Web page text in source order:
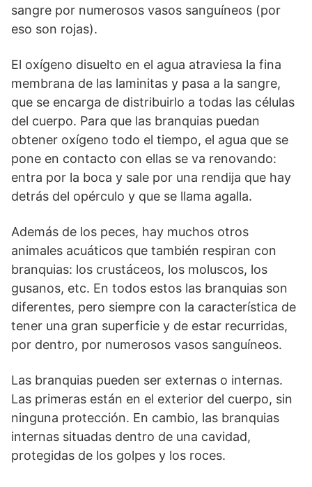
sangre por numerosos vasos sanguíneos (por
eso son rojas).
El oxígeno disuelto en el agua atraviesa la fina
membrana de las laminitas y pasa a la sangre,
que se encarga de distribuirlo a todas las células
del cuerpo. Para que las branquias puedan
obtener oxígeno todo el tiempo, el agua que se
pone en contacto con ellas se va renovando:
entra por la boca y sale por una rendija que hay
detrás del opérculo y que se llama agalla.
Además de los peces, hay muchos otros
animales acuáticos que también respiran con
branquias: los crustáceos, los moluscos, los
gusanos, etc. En todos estos las branquias son
diferentes, pero siempre con la característica de
tener una gran superficie y de estar recurridas,
por dentro, por numerosos vasos sanguíneos.
Las branquias pueden ser externas o internas.
Las primeras están en el exterior del cuerpo, sin
ninguna protección. En cambio, las branquias
internas situadas dentro de una cavidad,
protegidas de los golpes y los roces.